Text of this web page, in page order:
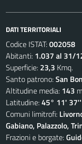
DATI TERRITORIALI
Codice ISTAT:002058
Abitanti: 1.037 al 31/
Superficie: 23,3 Kmq.
Santo patrono:San
Altitudine media: 143
Latitudine:45° 11' 37''
Comuni limitrofi:
Gabiano, Palazzolo,
Frazioni e borgate: